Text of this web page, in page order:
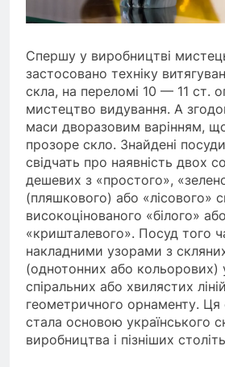
Спершу у виробництві
застосовано техніку
скла, на переломі 10 — 11 ст.
мистецтво видування. А
маси дворазовим варінням,
прозоре скло. Знайдені
свідчать про наявність двох
дешевих з «простого»,
(пляшкового) або «лісового»
високоцінованого «білого» або
«кришталевого». Посуд того
накладними узорами з
(однотонних або кольорових)
спіральних або хвилястих
геометричного орнаменту. Ця
стала основою українського
виробництва і пізніших